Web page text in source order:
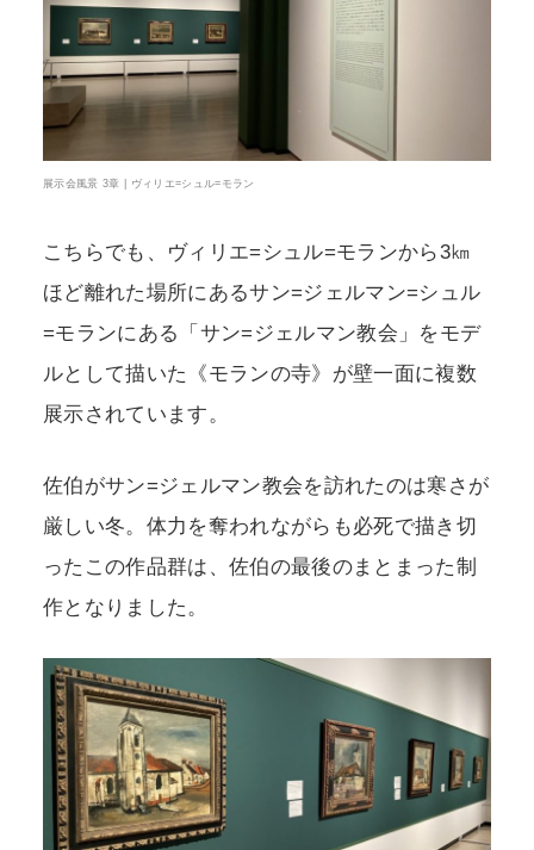
展示会風景 3章 | ヴィリエ=シュル=モラン
こちらでも、ヴィリエ=シュル=モランから3㎞
ほど離れた場所にあるサン=ジェルマン=シュル
=モランにある「サン=ジェルマン教会」をモデ
ルとして描いた《モランの寺》が壁一面に複数
展示されています。
佐伯がサン=ジェルマン教会を訪れたのは寒さが
厳しい冬。体力を奪われながらも必死で描き切
ったこの作品群は、佐伯の最後のまとまった制
作となりました。